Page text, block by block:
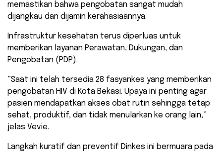
memastikan bahwa pengobatan sangat mudah
dijangkau dan dijamin kerahasiaannya.
Infrastruktur kesehatan terus diperluas untuk
memberikan layanan Perawatan, Dukungan, dan
Pengobatan (PDP).
​”Saat ini telah tersedia 28 fasyankes yang memberikan
pengobatan HIV di Kota Bekasi. Upaya ini penting agar
pasien mendapatkan akses obat rutin sehingga tetap
sehat, produktif, dan tidak menularkan ke orang lain,”
jelas Vevie.
​Langkah kuratif dan preventif Dinkes ini bermuara pada